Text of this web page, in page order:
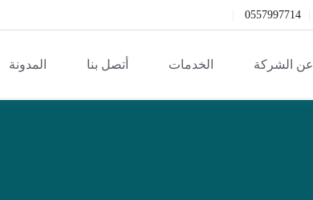
0557997714
عن الشركة الخدمات أتصل بنا المدونة